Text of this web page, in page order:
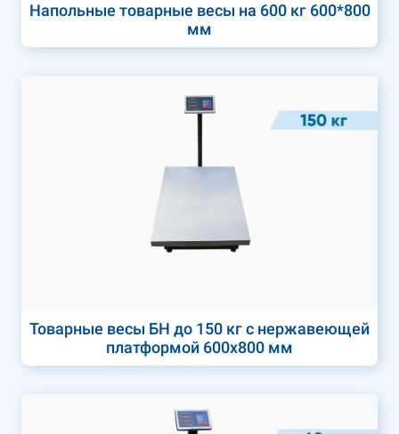
Напольные товарные весы на 600 кг 600*800
мм
Товарные весы БН до 150 кг с нержавеющей
платформой 600х800 мм